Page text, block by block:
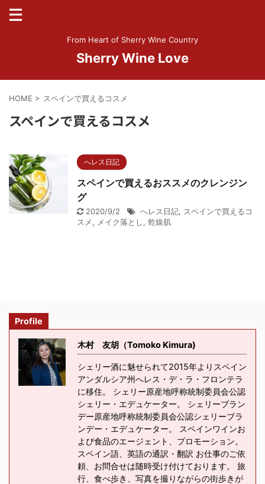
From Heart of Sherry Wine Country
Sherry Wine Love
HOME > スペインで買えるコスメ
スペインで買えるコスメ
へレス日記
スペインで買えるおススメのクレンジン
グ
2020/9/2 へレス日記, スペインで買えるコ
スメ, メイク落とし, 乾燥肌
Profile
木村 友胡（Tomoko Kimura)
シェリー酒に魅せられて2015年よりスペイン
アンダルシア州へレス・デ・ラ・フロンテラ
に移住。 シェリー原産地呼称統制委員会公認
シェリー・エデュケーター。 シェリーブラン
デー原産地呼称統制委員会公認シェリーブラ
ンデー・エデュケーター。 スペインワインお
よび食品のエージェント、プロモーション。
スペイン語、英語の通訳・翻訳 お仕事のご依
頼、お問合せは随時受け付けております。 旅
行、食べ歩き、写真を撮りながらの街歩きが